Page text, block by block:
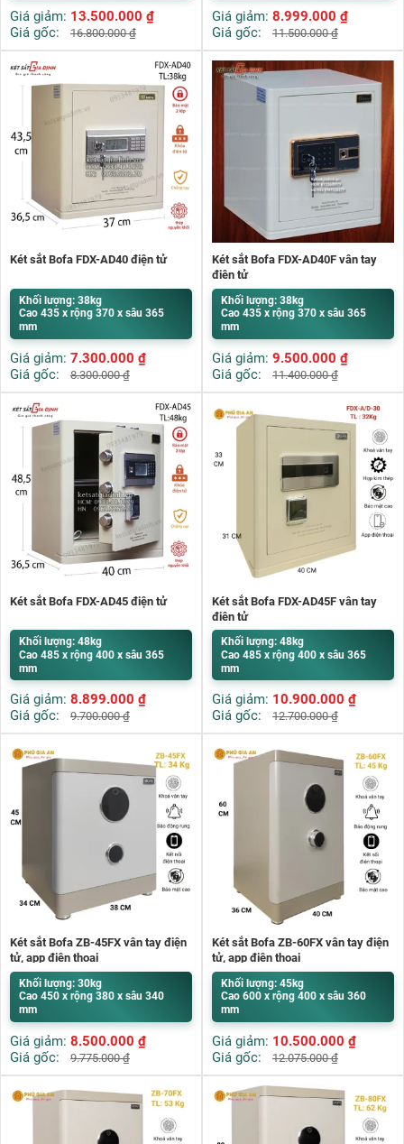
Giá giảm: 13.500.000 ₫
Giá gốc:
16.800.000₫
Giá giảm: 8.999.000 ₫
Giá gốc:
11.500.000₫
Két sắt Bofa FDX-AD40 điện tử
Khối lượng: 38kg
Cao 435 x rộng 370 x sâu 365
mm
Giá giảm: 7.300.000 ₫
Giá gốc:
8.300.000₫
Két sắt Bofa FDX-AD40F vân tay
điện tử
Khối lượng: 38kg
Cao 435 x rộng 370 x sâu 365
mm
Giá giảm: 9.500.000 ₫
Giá gốc:
11.400.000₫
Két sắt Bofa FDX-AD45 điện tử
Khối lượng: 48kg
Cao 485 x rộng 400 x sâu 365
mm
Giá giảm: 8.899.000 ₫
Giá gốc:
9.700.000₫
Két sắt Bofa FDX-AD45F vân tay
điện tử
Khối lượng: 48kg
Cao 485 x rộng 400 x sâu 365
mm
Giá giảm: 10.900.000 ₫
Giá gốc:
12.700.000₫
Két sắt Bofa ZB-45FX vân tay điện
tử, app điện thoại
Khối lượng: 30kg
Cao 450 x rộng 380 x sâu 340
mm
Giá giảm: 8.500.000 ₫
Giá gốc:
9.775.000₫
Két sắt Bofa ZB-60FX vân tay điện
tử, app điện thoại
Khối lượng: 45kg
Cao 600 x rộng 400 x sâu 360
mm
Giá giảm: 10.500.000 ₫
Giá gốc:
12.075.000₫